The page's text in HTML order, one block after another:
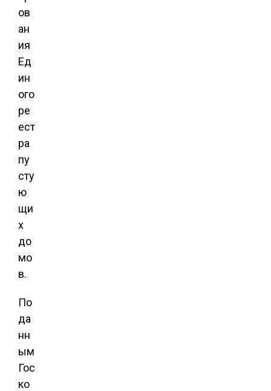
ов
ан
ия
Ед
ин
ого
ре
ест
ра
пу
сту
ю
щи
х
до
мо
в.
По
да
нн
ым
Гос
ко